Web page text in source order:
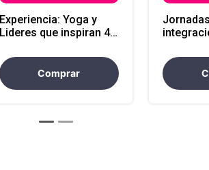
Experiencia: Yoga y
Lideres que inspiran 4
Comprar